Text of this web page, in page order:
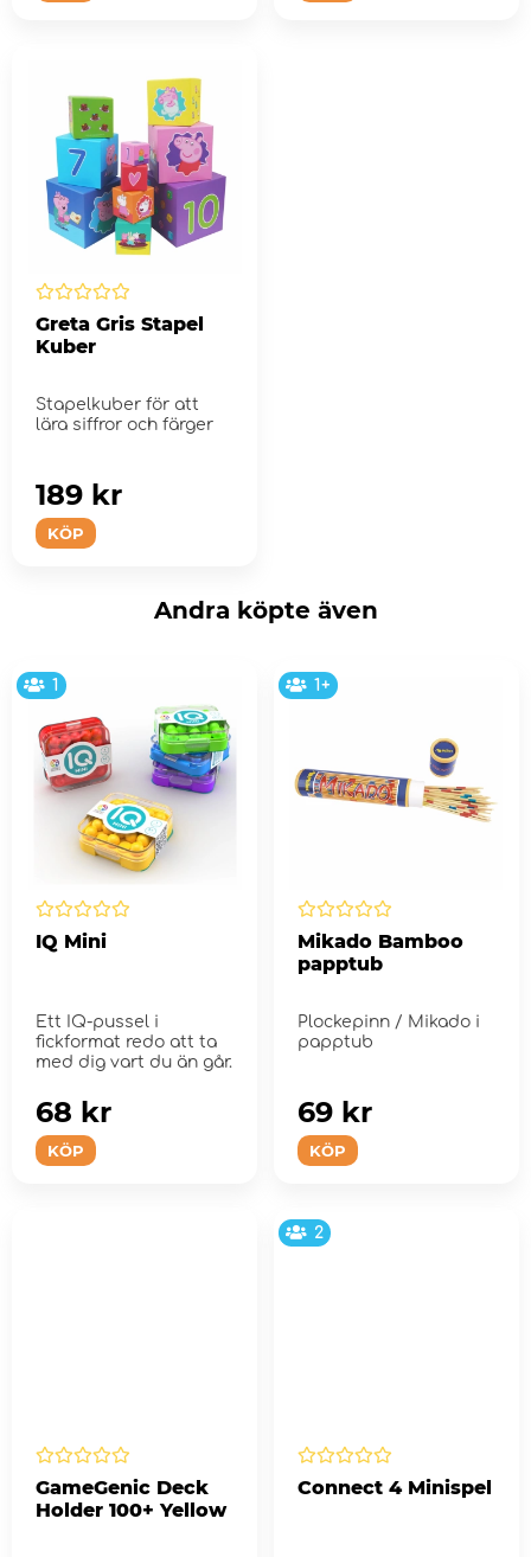
Greta Gris Stapel
Kuber
Stapelkuber för att
lära siffror och färger
KÖP
189 kr
Andra köpte även
1
IQ Mini
Ett IQ-pussel i
fickformat redo att ta
med dig vart du än går.
KÖP
68 kr
1+
Mikado Bamboo
papptub
Plockepinn / Mikado i
papptub
KÖP
69 kr
GameGenic Deck
Holder 100+ Yellow
2
Connect 4 Minispel